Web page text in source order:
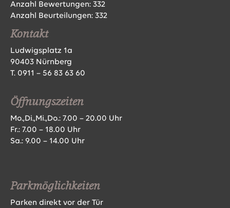
Anzahl Bewertungen: 332
Anzahl Beurteilungen: 332
Kontakt
Ludwigsplatz 1a
90403 Nürnberg
T. 0911 – 56 83 63 60
Öffnungszeiten
Mo.,Di.,Mi.,Do.: 7.00 – 20.00 Uhr
Fr.: 7.00 – 18.00 Uhr
Sa.: 9.00 – 14.00 Uhr
Parkmöglichkeiten
Parken direkt vor der Tür